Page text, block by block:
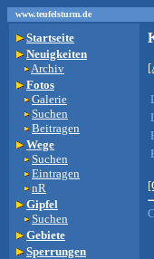
www.teufelsturm.de
Startseite
Neuigkeiten
Archiv
Fotos
Galerie
Suchen
Beitragen
Wege
Suchen
Eintragen
nR
Gipfel
Suchen
Gebiete
Sperrungen